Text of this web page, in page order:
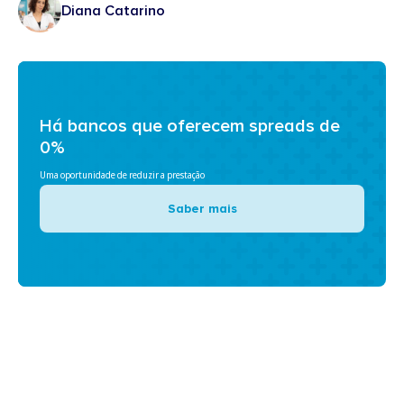
Diana Catarino
Há bancos que oferecem spreads de
0%
Uma oportunidade de reduzir a prestação
Saber mais